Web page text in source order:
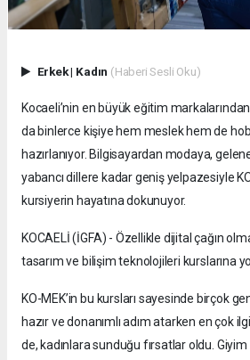
Erkek| Kadın (Haberi Sesli Oku)
Kocaeli’nin en büyük eğitim markalarından
da binlerce kişiye hem meslek hem de
hazırlanıyor. Bilgisayardan modaya,
yabancı dillere kadar geniş yelpazesiyle
kursiyerin hayatına dokunuyor.
KOCAELİ (İGFA) - Özellikle dijital çağın
tasarım ve bilişim teknolojileri kurslarına
KO-MEK’in bu kursları sayesinde birçok
hazır ve donanımlı adım atarken en çok
de, kadınlara sunduğu fırsatlar oldu.